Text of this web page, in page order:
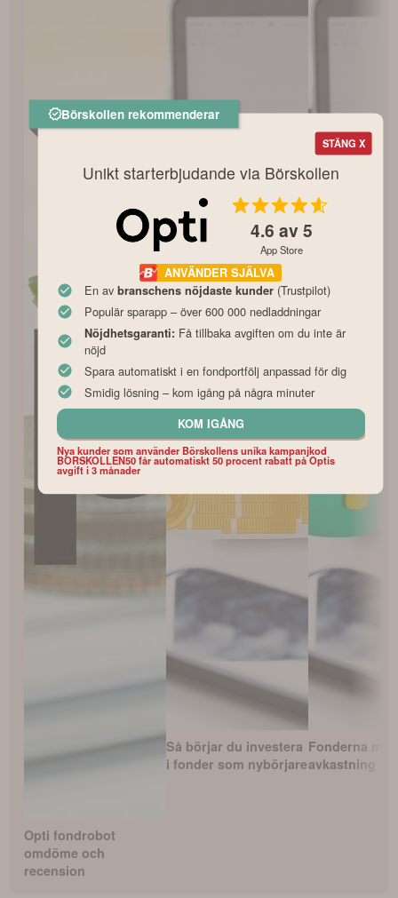
Opti fondrobot
omdöme och
recension
Så börjar du investera
i fonder som nybörjare
Fonderna
avkastning
STÄNG X
Börskollen rekommenderar
Unikt starterbjudande via Börskollen
4.6 av 5
App Store
ANVÄNDER SJÄLVA
En av branschens nöjdaste kunder(Trustpilot)
Populär sparapp – över 600 000 nedladdningar
Nöjdhetsgaranti: Få tillbaka avgiften om du inte är
nöjd
Spara automatiskt i en fondportfölj anpassad för dig
Smidig lösning – kom igång på några minuter
KOM IGÅNG
Nya kunder som använder Börskollens unika kampanjkod
BORSKOLLEN50 får automatiskt 50 procent rabatt på Optis
avgift i 3 månader